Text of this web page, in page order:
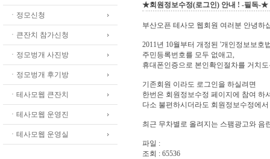
ㆍ정모신청
ㆍ큰잔치 참가신청
ㆍ정모벙개 사진방
ㆍ정모벙개 후기방
ㆍ테사모웹 큰잔치
ㆍ테사모웹 운영진
ㆍ테사모웹 운영실
★회원정보수정(로그인) 안내 ! -필독-★
부산오픈 테사모 웹회원 여러분 안녕하
2011년 10월부터 개정된 '개인정보보호
주민등록번호를 모두 없애고,
휴대폰인증으로 본인확인절차를 거치
기존회원 이라도 로그인을 하실려면
한번은 회원정보수정 페이지에 참여 하
다소 불편하시더라도 회원정보수정에
최근 무차별로 올려지는 스팸광고와 음
파일 :
조회 : 65536